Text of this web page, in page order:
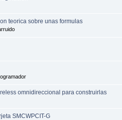
teorica sobre unas formulas
omnidireccional para construirlas
SMCWPCIT-G